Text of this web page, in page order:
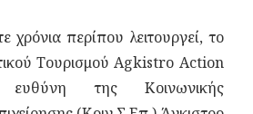
χρόνια περίπου λειτουργεί, το
Τουρισμού Αgkistro Action
ευθύνη της Κοινωνικής